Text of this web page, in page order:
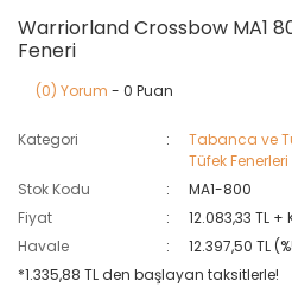
Warriorland Crossbow MA1
Feneri
(0) Yorum - 0 Puan
Kategori Tabanca ve
Tüfek Fenerleri
Stok Kodu
MA1-800
Fiyat
12.083,33 TL +
Havale
12.397,50 TL
*1.335,88 TL den başlayan taksitlerle!